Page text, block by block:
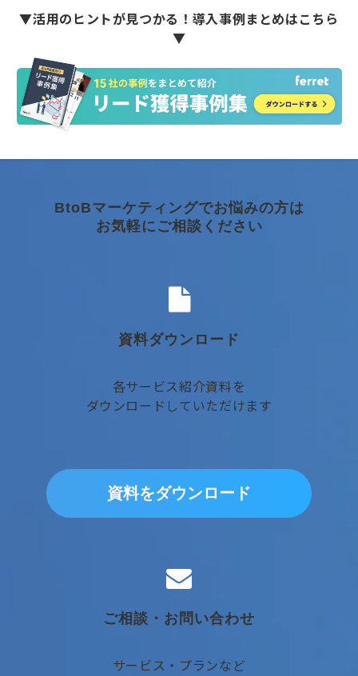
▼活用のヒントが見つかる！導入事例まとめはこちら
▼
BtoBマーケティングでお悩みの方は
お気軽にご相談ください
資料ダウンロード
各サービス紹介資料を
ダウンロードしていただけます
資料をダウンロード
ご相談・お問い合わせ
サービス・プランなど